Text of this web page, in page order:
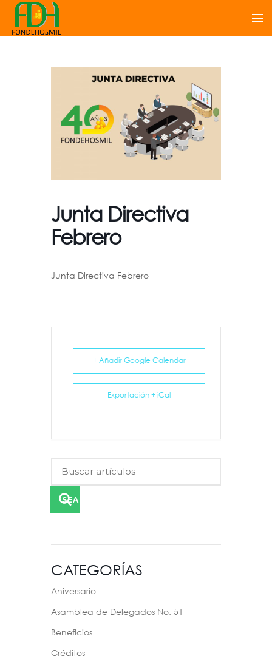
Junta Directiva
Febrero
Junta Directiva Febrero
+ Añadir Google Calendar
Exportación + iCal
SEARCH
CATEGORÍAS
Aniversario
Asamblea de Delegados No. 51
Beneficios
Créditos